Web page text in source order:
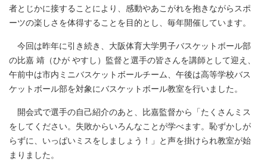
者とじかに接することにより、感動やあこがれを抱きながらスポ
ーツの楽しさを体得することを目的とし、毎年開催しています。
今回は昨年に引き続き、大阪体育大学男子バスケットボール部
の比嘉 靖（ひが やすし）監督と選手の皆さんを講師として迎え、
午前中は市内ミニバスケットボールチーム、午後は高等学校バス
ケットボール部を対象にバスケットボール教室を行いました。
開会式で選手の自己紹介のあと、比嘉監督から「たくさんミス
をしてください。失敗からいろんなことが学べます。恥ずかしが
らずに、いっぱいミスをしましょう！」と声を掛けられ教室が始
まりました。